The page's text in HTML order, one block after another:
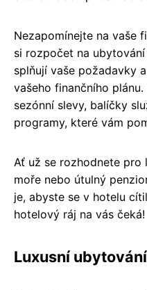
Nezapomínejte na vaše
si rozpočet na
splňují vaše požadavky
vašeho finančního
sezónní slevy, balíčky
programy, které vám
Ať už se rozhodnete pro
moře nebo útulný
je, abyste se v hotelu
hotelový ráj na vás čeká!
Luxusní